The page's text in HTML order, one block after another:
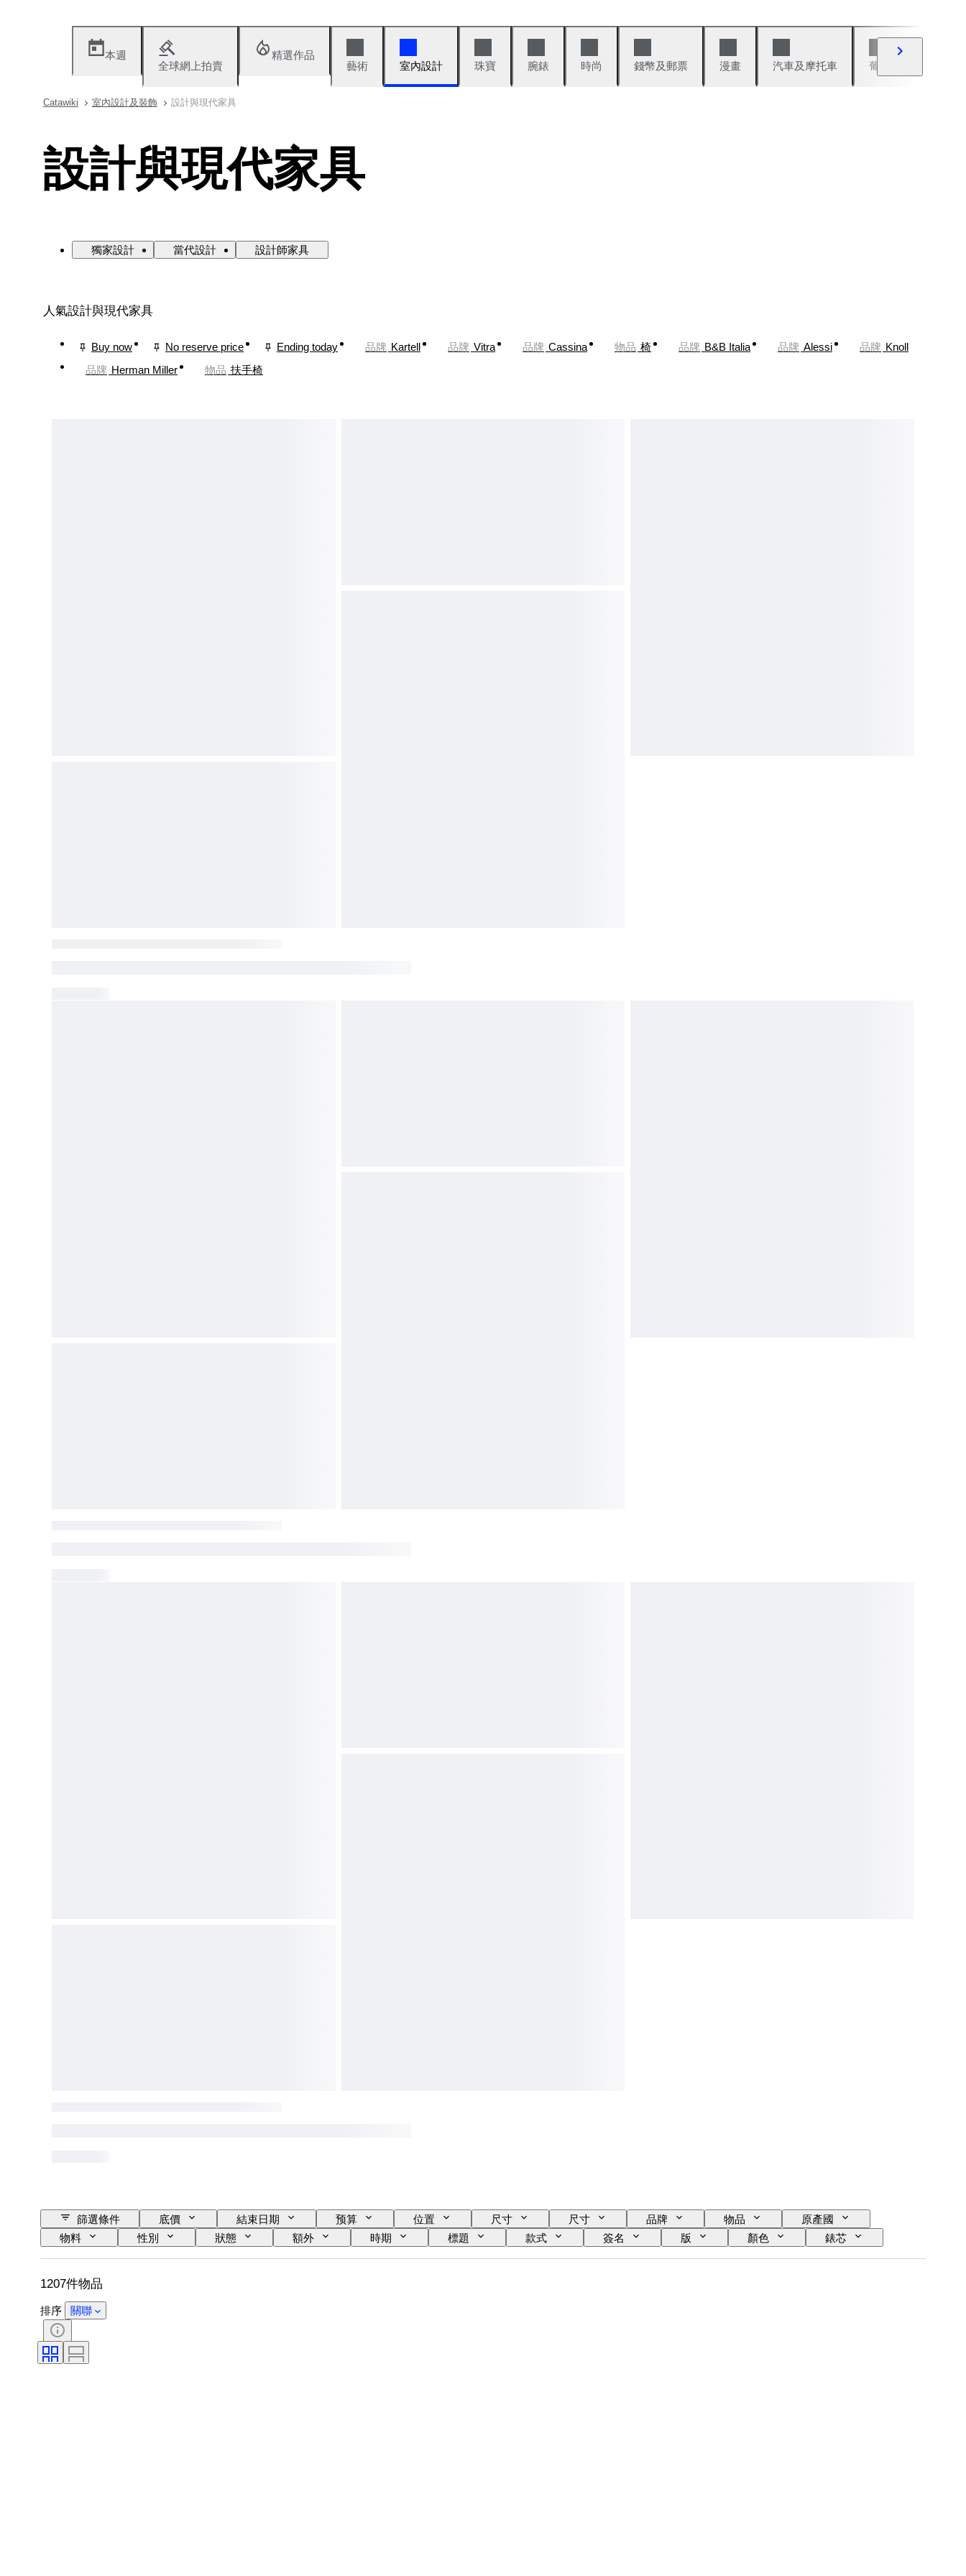
本週
全球網上拍賣
精選作品
藝術
室內設計 珠寶 腕錶 時尚 錢幣及郵票 漫畫 汽車及摩托車 葡萄酒與烈酒
Catawiki 室內設計及裝飾 設計與現代家具
設計與現代家具
獨家設計 當代設計 設計師家具
人氣設計與現代家具
Buy now No reserve price Ending today 品牌 Kartell 品牌 Vitra 品牌 Cassina 物品 椅 品牌 B&B Italia 品牌 Alessi 品牌 Knoll
品牌 Herman Miller 物品 扶手椅
篩選條件 底價 結束日期 预算 位置 尺寸 尺寸 品牌 物品
原產國
物料
性別 狀態 額外 時期 標題 款式 簽名 版 顏色
錶芯
出售者：
藝術家 電力儲備 自鳴鐘 時代 創作者 型號
1207件物品
排序 關聯